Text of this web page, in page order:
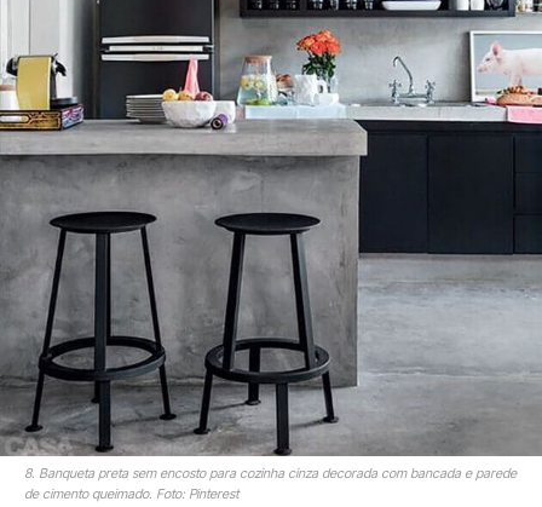
8. Banqueta preta sem encosto para cozinha cinza decorada com bancada e parede
de cimento queimado. Foto: Pinterest